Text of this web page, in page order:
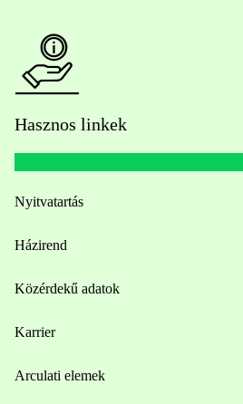
Hasznos linkek
Nyitvatartás
Házirend
Közérdekű adatok
Karrier
Arculati elemek